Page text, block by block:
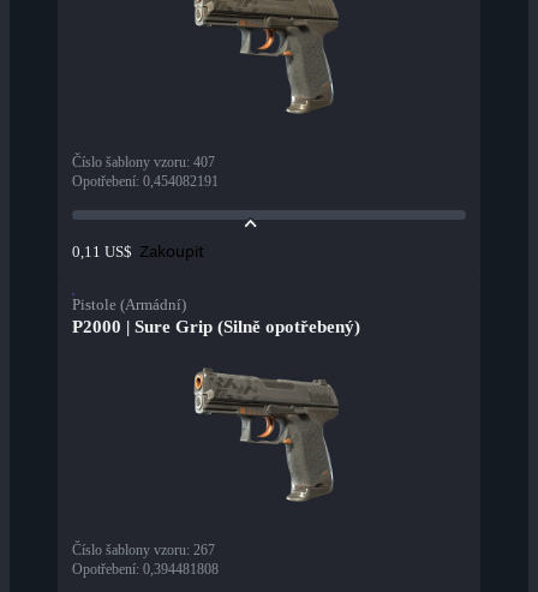
Číslo šablony vzoru: 407
Opotřebení: 0,454082191
0,11 US$ Zakoupit
Pistole (Armádní)
P2000 | Sure Grip (Silně opotřebený)
Číslo šablony vzoru: 267
Opotřebení: 0,394481808